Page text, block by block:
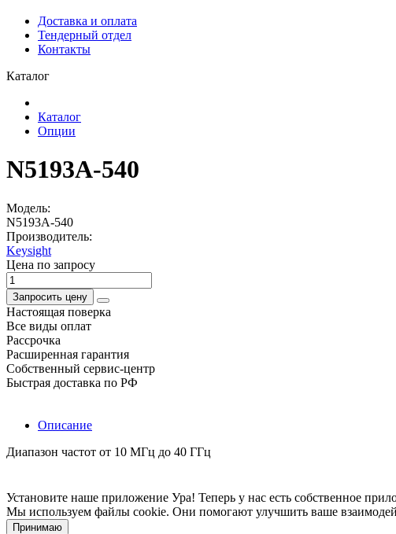
Доставка и оплата
Тендерный отдел
Контакты
Каталог
Каталог
Опции
N5193A-540
Модель:
N5193A-540
Производитель:
Keysight
Цена по запросу
Запросить цену
Настоящая поверка
Все виды оплат
Рассрочка
Расширенная гарантия
Собственный сервис-центр
Быстрая доставка по РФ
Описание
Диапазон частот от 10 МГц до 40 ГГц
Установите наше приложение Ура! Теперь у нас есть собственное
Мы используем файлы cookie. Они помогают улучшить ваше
Принимаю